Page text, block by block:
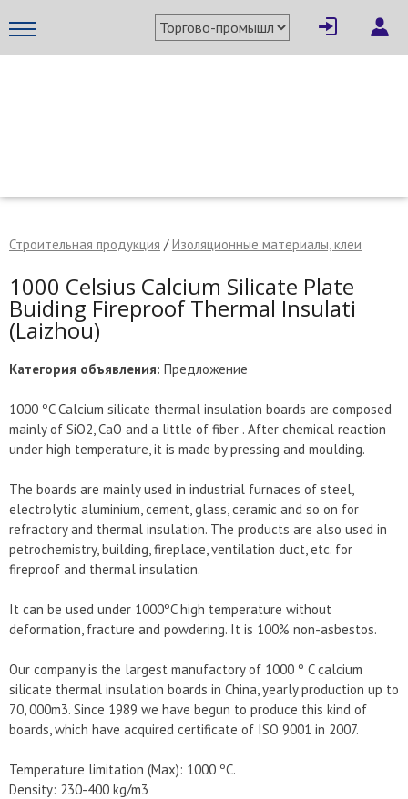
Строительная продукция /Изоляционные материалы, клеи
1000 Celsius Calcium Silicate Plate
Buiding Fireproof Thermal Insulati
(Laizhou)
Категория объявления: Предложение
1000 ºC Calcium silicate thermal insulation boards are composed
mainly of SiO2, CaO and a little of fiber . After chemical reaction
under high temperature, it is made by pressing and moulding.
The boards are mainly used in industrial furnaces of steel,
electrolytic aluminium, cement, glass, ceramic and so on for
refractory and thermal insulation. The products are also used in
petrochemistry, building, fireplace, ventilation duct, etc. for
fireproof and thermal insulation.
It can be used under 1000ºC high temperature without
deformation, fracture and powdering. It is 100% non-asbestos.
Our company is the largest manufactory of 1000 º C calcium
silicate thermal insulation boards in China, yearly production up to
70, 000m3. Since 1989 we have begun to produce this kind of
boards, which have acquired certificate of ISO 9001 in 2007.
Temperature limitation (Max): 1000 ºC.
Density: 230-400 kg/m3
× Написать поставщику
Отмена Отправить сообщение